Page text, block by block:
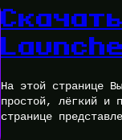
На этой странице
простой, лёгкий и
странице